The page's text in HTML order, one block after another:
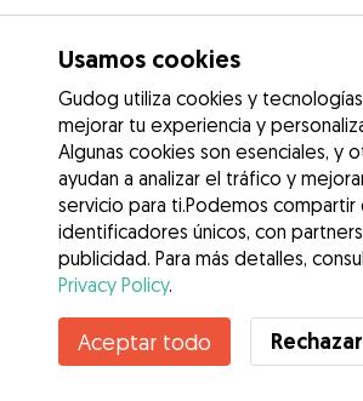
Contacta con
¿Conoces los Beneficios de
Usamos cookies
Gudog utiliza cookies y
mejorar tu experiencia y
Algunas cookies son esenciales, y
ayudan a analizar el tráfico y
servicio para ti.Podemos compartir
identificadores únicos, con
publicidad. Para más detalles,
Privacy Policy.
Aceptar todo